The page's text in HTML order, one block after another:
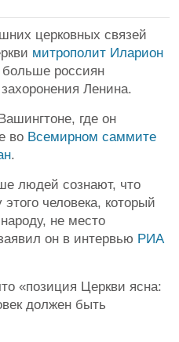
церковных связей
митрополит Иларион
больше россиян
Ленина.
где он
во Всемирном саммите
.
людей сознают, что
человека, который
не место
он в интервью РИА
«позиция Церкви ясна:
должен быть